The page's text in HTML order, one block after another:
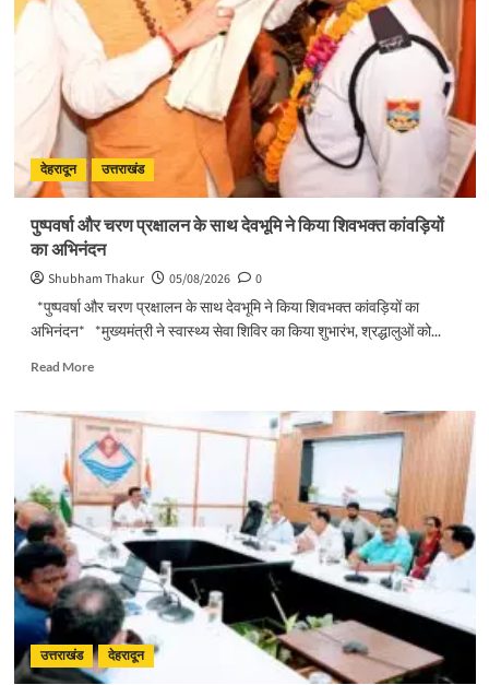
ने
किया
मसूरी
विधानसभा
विभिन्न
विकास
योजनाओं
का
–
शिलान्यास
देहरादून उत्तराखंड
पुष्पवर्षा और चरण प्रक्षालन के साथ देवभूमि ने किया शिवभक्त कांवड़ियों
का अभिनंदन
Shubham Thakur 05/08/2026
0
*पुष्पवर्षा और चरण प्रक्षालन के साथ देवभूमि ने किया शिवभक्त कांवड़ियों का
अभिनंदन* *मुख्यमंत्री ने स्वास्थ्य सेवा शिविर का किया शुभारंभ, श्रद्धालुओं को...
Read MoreRead
पुष्पवर्षा
और
चरण
प्रक्षालन
के
साथ
देवभूमि
ने
किया
शिवभक्त
कांवड़ियों
का
अभिनंदन
उत्तराखंड देहरादून